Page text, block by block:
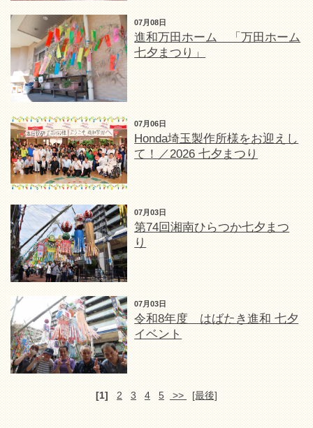
07月08日
進和万田ホーム 「万田ホーム
七夕まつり」
07月06日
Honda埼玉製作所様をお迎えし
て！／2026 七夕まつり
07月03日
第74回湘南ひらつか七夕まつ
り
07月03日
令和8年度 はばたき進和 七夕
イベント
[1] 2 3 4 5 >> [最後]